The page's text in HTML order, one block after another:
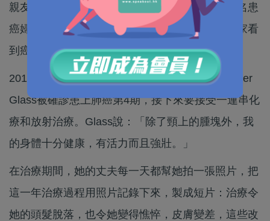
親友外，其他人未必能體會治療的痛苦。美國一名患
癌婦人就透過每天一張照片記錄治療過程，讓大家看
到癌症治療如何改變自己的容貌。
2013年1月，剛新婚數月的50歲的美國婦人Jennifer
Glass被確診患上肺癌第4期，接下來要接受一連串化
療和放射治療。Glass說：「除了頸上的腫塊外，我
的身體十分健康，有活力而且強壯。」
在治療期間，她的丈夫每一天都幫她拍一張照片，把
這一年治療過程用照片記錄下來，製成短片：治療令
她的頭髮脫落，也令她變得憔悴，皮膚變差，這些改